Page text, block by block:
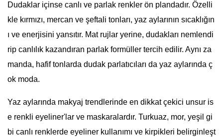
Dudaklar içinse canlı ve parlak renkler ön plandadır. Özelli
kle kırmızı, mercan ve şeftali tonları, yaz aylarının sıcaklığın
ı ve enerjisini yansıtır. Mat rujlar yerine, dudakları nemlendi
rip canlılık kazandıran parlak formüller tercih edilir. Aynı za
manda, hafif tonlarda dudak parlatıcıları da yaz aylarında ç
ok moda.
Yaz aylarında makyaj trendlerinde en dikkat çekici unsur is
e renkli eyeliner'lar ve maskaralardır. Turkuaz, mor, yeşil gi
bi canlı renklerde eyeliner kullanımı ve kirpikleri belirginleşt